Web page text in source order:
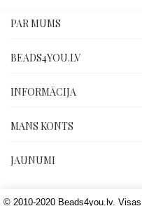
PAR MUMS
BEADS4YOU.LV
INFORMĀCIJA
MANS KONTS
JAUNUMI
© 2010-2020 Beads4you.lv.